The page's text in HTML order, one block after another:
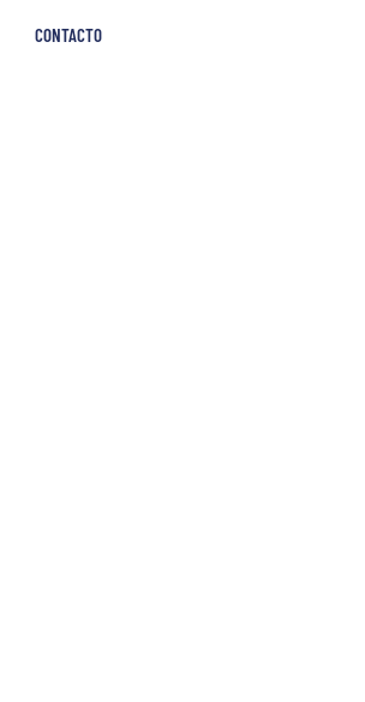
CONTACTO